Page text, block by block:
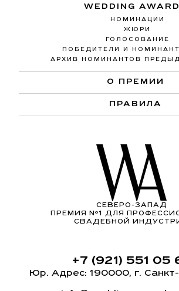
WEDDING
НОМИНАЦИИ
ЖЮРИ
ГОЛОСОВАНИЕ
ПОБЕДИТЕЛИ И
АРХИВ НОМИНАНТОВ
О ПРЕМИИ
ПРАВИЛА
СЕВЕРО-ЗАПАД
ПРЕМИЯ Nº1 ДЛЯ
СВАДЕБНОЙ
+7 (921) 551 05
Юр. Адрес: 190000, г.